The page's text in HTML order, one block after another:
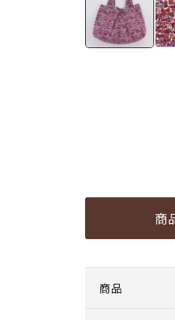
商
商品